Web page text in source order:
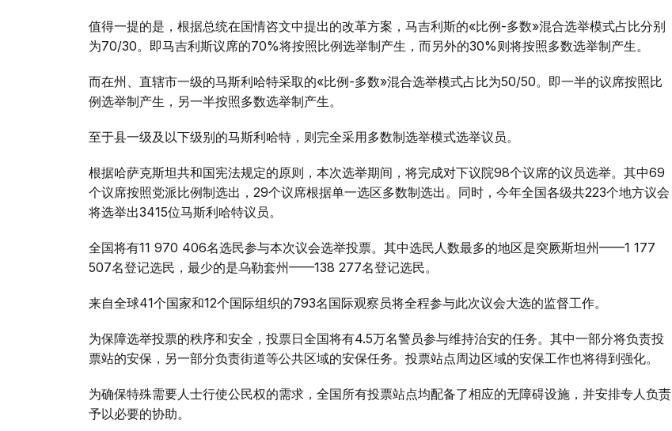
值得一提的是，根据总统在国情咨文中提出的改革方案，马吉利斯的«比例-多数»混合选举模式占比分别
为70/30。即马吉利斯议席的70%将按照比例选举制产生，而另外的30%则将按照多数选举制产生。
而在州、直辖市一级的马斯利哈特采取的«比例-多数»混合选举模式占比为50/50。即一半的议席按照比
例选举制产生，另一半按照多数选举制产生。
至于县一级及以下级别的马斯利哈特，则完全采用多数制选举模式选举议员。
根据哈萨克斯坦共和国宪法规定的原则，本次选举期间，将完成对下议院98个议席的议员选举。其中69
个议席按照党派比例制选出，29个议席根据单一选区多数制选出。同时，今年全国各级共223个地方议会
将选举出3415位马斯利哈特议员。
全国将有11 970 406名选民参与本次议会选举投票。其中选民人数最多的地区是突厥斯坦州——1 177
507名登记选民，最少的是乌勒套州——138 277名登记选民。
来自全球41个国家和12个国际组织的793名国际观察员将全程参与此次议会大选的监督工作。
为保障选举投票的秩序和安全，投票日全国将有4.5万名警员参与维持治安的任务。其中一部分将负责投
票站的安保，另一部分负责街道等公共区域的安保任务。投票站点周边区域的安保工作也将得到强化。
为确保特殊需要人士行使公民权的需求，全国所有投票站点均配备了相应的无障碍设施，并安排专人负责
予以必要的协助。